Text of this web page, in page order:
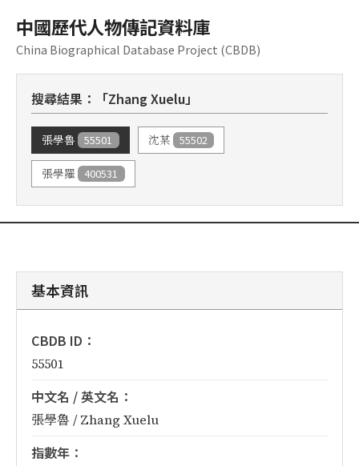
中國歷代人物傳記資料庫
China Biographical Database Project (CBDB)
搜尋結果：「Zhang Xuelu」
張學魯 55501 沈某 55502
張學羅 400531
基本資訊
CBDB ID：
55501
中文名 / 英文名：
張學魯 / Zhang Xuelu
指數年：